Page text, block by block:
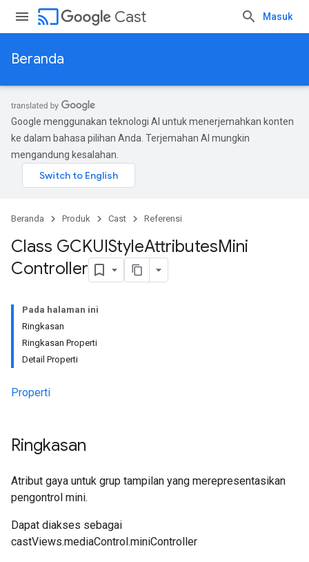
cast Cast Masuk
Beranda
Google menggunakan teknologi AI untuk menerjemahkan konten
ke dalam bahasa pilihan Anda. Terjemahan AI mungkin
mengandung kesalahan.
Beranda Produk Cast Referensi
Class GCKUIStyleAttributesMini
Controller
Pada halaman ini
Ringkasan
Ringkasan Properti
Detail Properti
Properti
Ringkasan
Atribut gaya untuk grup tampilan yang merepresentasikan
pengontrol mini.
Dapat diakses sebagai
castViews.mediaControl.miniController